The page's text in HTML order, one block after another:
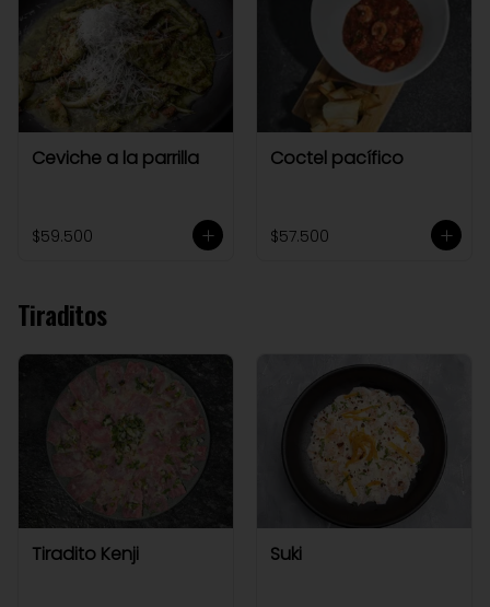
Ceviche a la parrilla
$59.500
Coctel pacífico
$57.500
Tiraditos
Tiradito Kenji Suki